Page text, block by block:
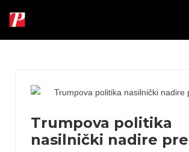
Trumpova politika
nasilnički nadire